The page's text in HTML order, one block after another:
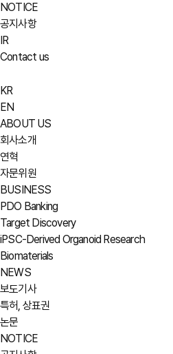
NOTICE
공지사항
IR
Contact us
KR
EN
ABOUT US
회사소개
연혁
자문위원
BUSINESS
PDO Banking
Target Discovery
iPSC-Derived Organoid Research
Biomaterials
NEWS
보도기사
특허, 상표권
논문
NOTICE